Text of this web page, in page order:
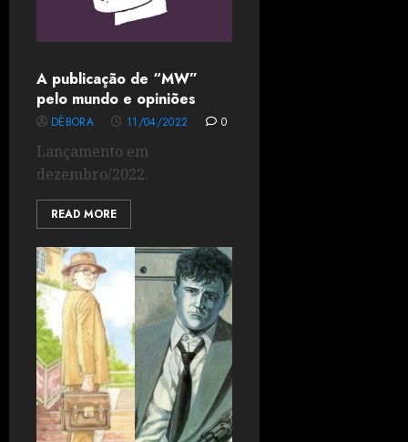
A publicação de “MW”
pelo mundo e opiniões
DÉBORA 11/04/2022 0
Lançamento em
dezembro/2022.
READ MORE